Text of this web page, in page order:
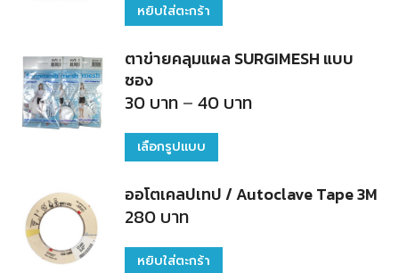
หยิบใส่ตะกร้า
ตาข่ายคลุมแผล SURGIMESH แบบ
ซอง
30 บาท – 40 บาทPrice
range:
บาท
เลือกรูปแบบ
has
ออโตเคลปเทป / Autoclave Tape 3M
280 บาท
หยิบใส่ตะกร้า